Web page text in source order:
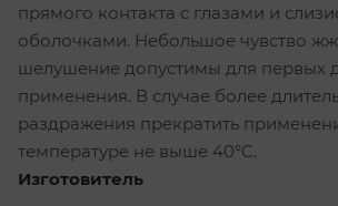
прямого контакта с глазами и
оболочками. Небольшое чувство
шелушение допустимы для первых
применения. В случае более
раздражения прекратить
температуре не выше 40°C.
Изготовитель